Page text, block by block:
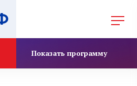
Показать программу